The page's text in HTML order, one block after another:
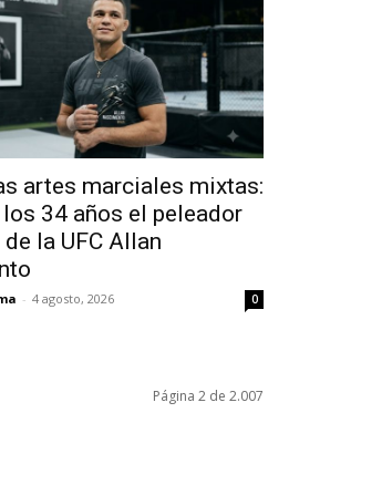
artes marciales mixtas:
34 años el peleador
la UFC Allan
- 4 agosto, 2026 0
Página 2 de 2.007